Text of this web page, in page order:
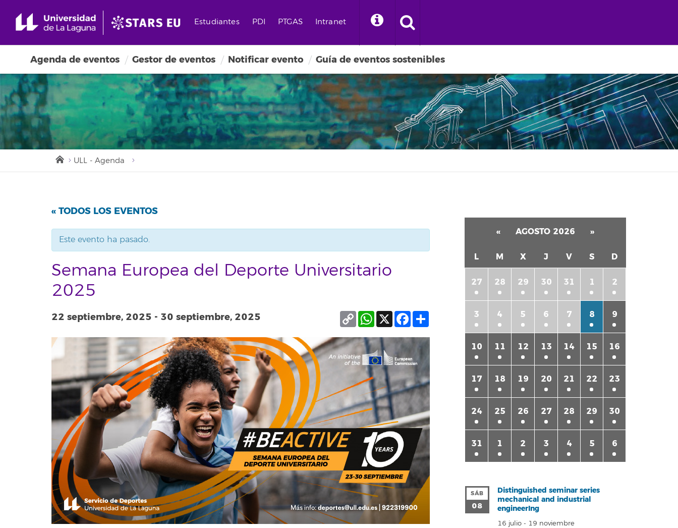
Estudiantes PDI PTGAS Intranet
Agenda de eventos Gestor de eventos Notificar evento Guía de eventos sostenibles
ULL - Agenda
« TODOS LOS EVENTOS
Este evento ha pasado.
Semana Europea del Deporte Universitario
2025
22 septiembre, 2025 - 30 septiembre, 2025 Facebook
X
WhatsApp
Copy
Link
« AGOSTO 2026 »
L M X J V S D
27 28 29 30 31 1 2
3 4 5 6 7 8 9
10 11 12 13 14 15 16
17 18 19 20 21 22 23
24 25 26 27 28 29 30
31 1 2 3 4 5 6
SÁB
08
Distinguished seminar series
mechanical and industrial
engineerIng
16 julio - 19 noviembre